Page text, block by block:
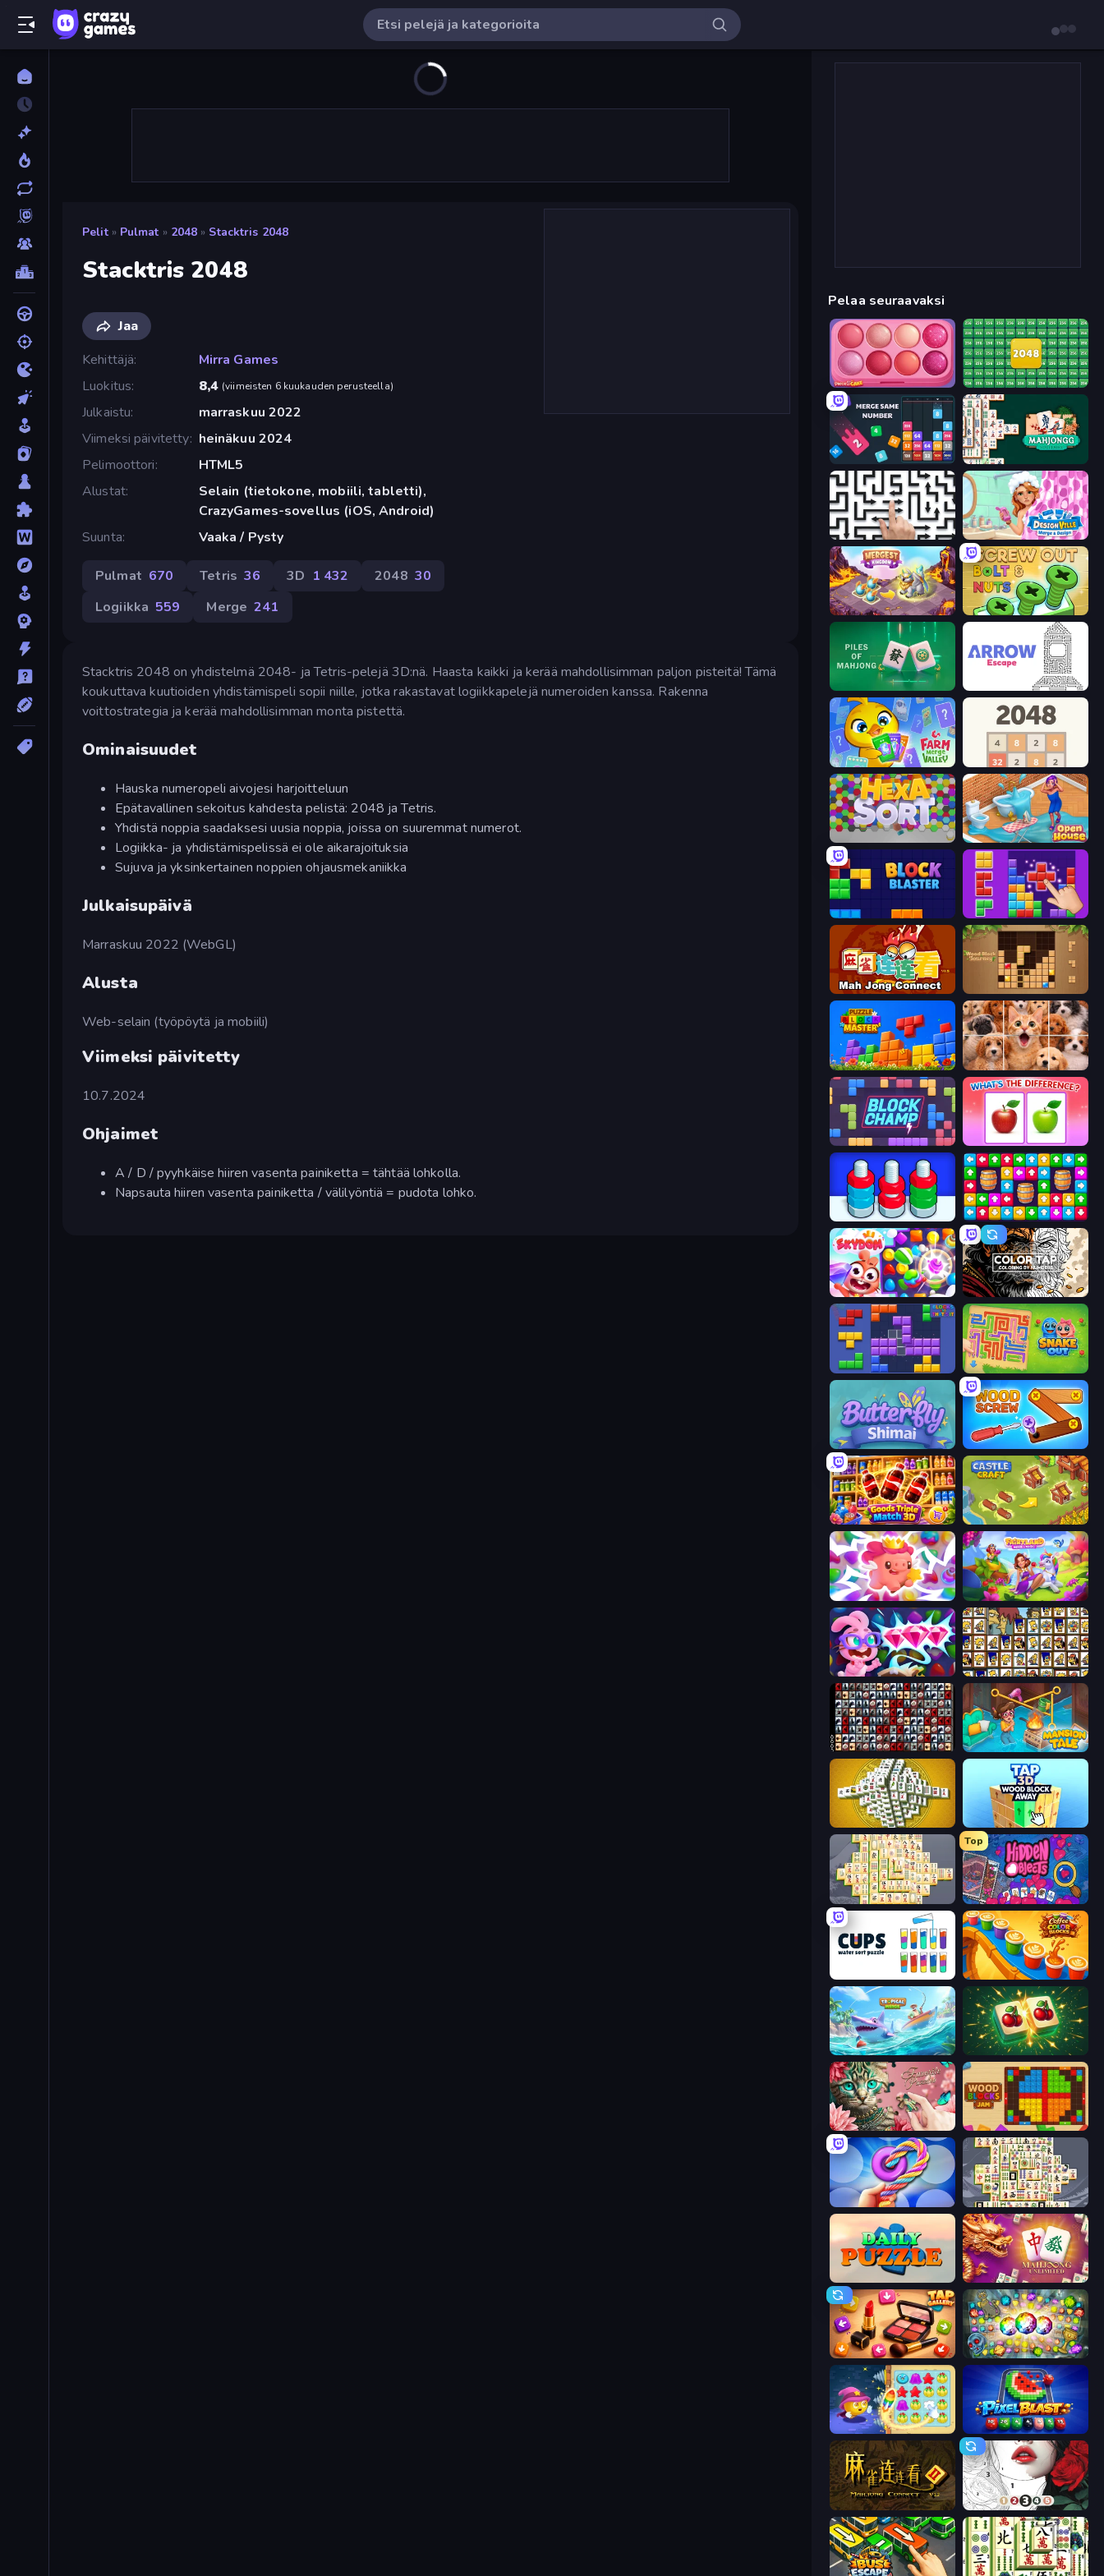
Pelit » Pulmat » 2048 » Stacktris 2048
Stacktris 2048
Jaa
Kehittäjä
Mirra Games
Luokitus
8,4 (viimeisten 6 kuukauden perusteella)
Julkaistu
marraskuu 2022
Viimeksi päivitetty heinäkuu 2024
Pelimoottori
HTML5
Alustat
Selain (tietokone, mobiili, tabletti),
CrazyGames-sovellus (iOS, Android)
Suunta
Vaaka / Pysty
Pulmat 670 Tetris 36 3D 1 432 2048 30
Logiikka 559 Merge 241
Stacktris 2048 on yhdistelmä 2048- ja Tetris-pelejä 3D:nä. Haasta kaikki ja kerää mahdollisimman paljon pisteitä! Tämä
koukuttava kuutioiden yhdistämispeli sopii niille, jotka rakastavat logiikkapelejä numeroiden kanssa. Rakenna
voittostrategia ja kerää mahdollisimman monta pistettä.
Ominaisuudet
Hauska numeropeli aivojesi harjoitteluun
Epätavallinen sekoitus kahdesta pelistä: 2048 ja Tetris.
Yhdistä noppia saadaksesi uusia noppia, joissa on suuremmat numerot.
Logiikka- ja yhdistämispelissä ei ole aikarajoituksia
Sujuva ja yksinkertainen noppien ohjausmekaniikka
Julkaisupäivä
Marraskuu 2022 (WebGL)
Alusta
Web-selain (työpöytä ja mobiili)
Viimeksi päivitetty
10.7.2024
Ohjaimet
A / D / pyyhkäise hiiren vasenta painiketta = tähtää lohkolla.
Napsauta hiiren vasenta painiketta / välilyöntiä = pudota lohko.
Pelaa seuraavaksi
Piece of Cake: Merge and Bake 2048 Merge Blocks
Drop & Merge the Numbers Mahjongg Solitaire
Arrow Escape: Puzzle Designville: Merge & Design
Mergest Kingdom Screw Out: Bolts and Nuts
Piles of Mahjong Arrow Escape
Farm Merge Valley 2048
Open House
Block Blaster BlockBuster Puzzle
Mahjong Connect (Legacy) Wood Block Journey
Puzzle Block Master Jigpic Solitaire
Block Champ What's The Difference?
Tap Away Story
Skydom Color Tap: Coloring by Numbers
Blocks and that’s it Snake Out: Maze Escape
Butterfly Shimai Wood Screw: Bolts Puzzle
Goods Triple Match 3D Castle Craft
Match Arena Fairyland Merge & Magic
Skydom: Reforged Tiles of the Simpsons
War Mahjong Mansion Tale: Merge Secrets
Mahjong Tower
Mahjong Online
Top
Hidden Objects
Cups - Water Sort Puzzle Coffee Color Blocks
Tropical Merge Mahjong Puzzle: Tile Match
Favorite Puzzles Wood Blocks Jam
Twisted Tangle Mahjong Titans
Mahjong Unlimited
Tap Gallery Forgotten Treasure 2
Candy Riddles Pixel Blast
Mahjong Connect 2 (Legacy) Numicolor